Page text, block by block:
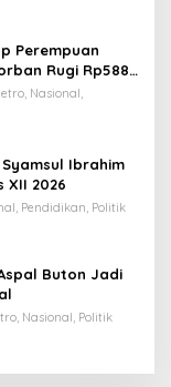
Perempuan
Rugi Rp588,1
Nasional,
Ibrahim
XII 2026
Pendidikan, Politik
Buton Jadi
Nasional, Politik